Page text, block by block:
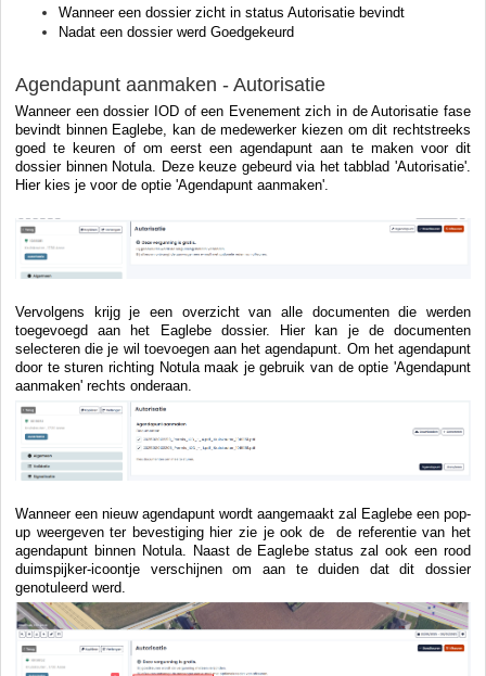
Wanneer een dossier zicht in status Autorisatie bevindt
Nadat een dossier werd Goedgekeurd
Agendapunt aanmaken - Autorisatie
Wanneer een dossier IOD of een Evenement zich in de Autorisatie fase
bevindt binnen Eaglebe, kan de medewerker kiezen om dit rechtstreeks
goed te keuren of om eerst een agendapunt aan te maken voor dit
dossier binnen Notula. Deze keuze gebeurd via het tabblad 'Autorisatie'.
Hier kies je voor de optie 'Agendapunt aanmaken'.
Vervolgens krijg je een overzicht van alle documenten die werden
toegevoegd aan het Eaglebe dossier. Hier kan je de documenten
selecteren die je wil toevoegen aan het agendapunt. Om het agendapunt
door te sturen richting Notula maak je gebruik van de optie 'Agendapunt
aanmaken' rechts onderaan.
Wanneer een nieuw agendapunt wordt aangemaakt zal Eaglebe een pop-
up weergeven ter bevestiging hier zie je ook de de referentie van het
agendapunt binnen Notula. Naast de Eaglebe status zal ook een rood
duimspijker-icoontje verschijnen om aan te duiden dat dit dossier
genotuleerd werd.